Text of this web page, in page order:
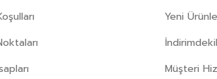
Yeni
Müşteri